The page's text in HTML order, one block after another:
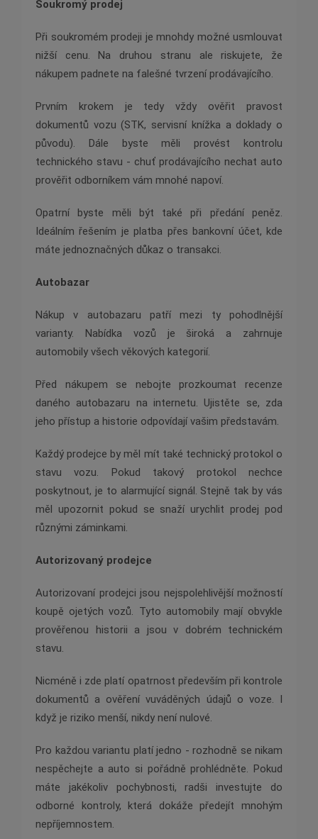
Soukromý prodej
Při soukromém prodeji je mnohdy možné usmlouvat
nižší cenu. Na druhou stranu ale riskujete, že
nákupem padnete na falešné tvrzení prodávajícího.
Prvním krokem je tedy vždy ověřit pravost
dokumentů vozu (STK, servisní knížka a doklady o
původu). Dále byste měli provést kontrolu
technického stavu - chuť prodávajícího nechat auto
prověřit odborníkem vám mnohé napoví.
Opatrní byste měli být také při předání peněz.
Ideálním řešením je platba přes bankovní účet, kde
máte jednoznačných důkaz o transakci.
Autobazar
Nákup v autobazaru patří mezi ty pohodlnější
varianty. Nabídka vozů je široká a zahrnuje
automobily všech věkových kategorií.
Před nákupem se nebojte prozkoumat recenze
daného autobazaru na internetu. Ujistěte se, zda
jeho přístup a historie odpovídají vašim představám.
Každý prodejce by měl mít také technický protokol o
stavu vozu. Pokud takový protokol nechce
poskytnout, je to alarmující signál. Stejně tak by vás
měl upozornit pokud se snaží urychlit prodej pod
různými záminkami.
Autorizovaný prodejce
Autorizovaní prodejci jsou nejspolehlivější možností
koupě ojetých vozů. Tyto automobily mají obvykle
prověřenou historii a jsou v dobrém technickém
stavu.
Nicméně i zde platí opatrnost především při kontrole
dokumentů a ověření vuváděných údajů o voze. I
když je riziko menší, nikdy není nulové.
Pro každou variantu platí jedno - rozhodně se nikam
nespěchejte a auto si pořádně prohlédněte. Pokud
máte jakékoliv pochybnosti, radši investujte do
odborné kontroly, která dokáže předejít mnohým
nepříjemnostem.